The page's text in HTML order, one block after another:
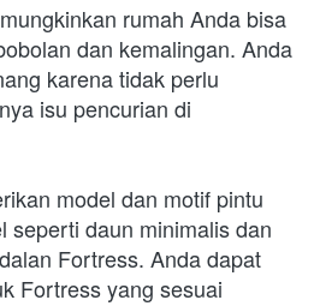
rumah Anda bisa
dan kemalingan. Anda
karena tidak perlu
isu pencurian di
model dan motif pintu
seperti daun minimalis dan
Fortress. Anda dapat
Fortress yang sesuai